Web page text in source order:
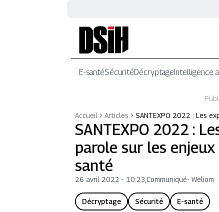
E-santéSécuritéDécryptageIntelligence
Accueil
Articles SANTEXPO 2022 : Les
SANTEXPO 2022 :
parole sur les
santé
26 avril 2022 - 10:23 ,Communiqué-Weliom
Décryptage Sécurité E-santé